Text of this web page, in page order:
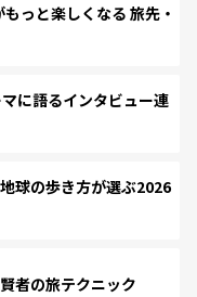
っと楽しくなる 旅先・
に語るインタビュー連
球の歩き方が選ぶ2026
者の旅テクニック